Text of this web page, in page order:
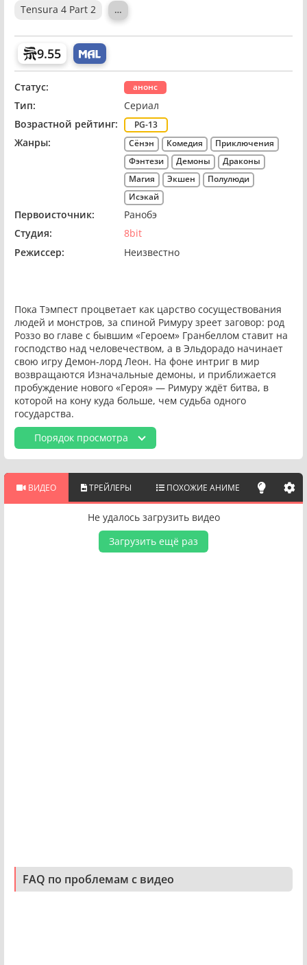
Tensura 4 Part 2
…
9.55
Статус: анонс
Тип:
Сериал
Возрастной рейтинг:
PG-13
Жанры: Сёнэн Комедия
Приключения
Фэнтези
Демоны
Драконы
Магия
Экшен
Полулюди
Исэкай
Первоисточник:
Ранобэ
Студия:
8bit
Режиссер:
Неизвестно
Пока Тэмпест процветает как царство сосуществования
людей и монстров, за спиной Римуру зреет заговор: род
Роззо во главе с бывшим «Героем» Гранбеллом ставит на
господство над человечеством, а в Эльдорадо начинает
свою игру Демон-лорд Леон. На фоне интриг в мир
возвращаются Изначальные демоны, и приближается
пробуждение нового «Героя» — Римуру ждёт битва, в
которой на кону куда больше, чем судьба одного
государства.
Порядок просмотра
ВИДЕО ТРЕЙЛЕРЫ ПОХОЖИЕ АНИМЕ
Не удалось загрузить видео
Загрузить ещё раз
FAQ по проблемам с видео